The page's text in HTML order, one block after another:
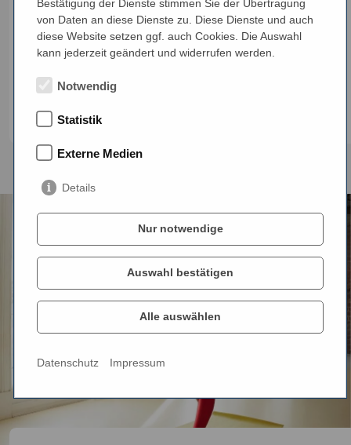
spielen? Der Beitrag ordnet verständlich ein, was
bekannt ist und warum pauschale Antworten
selten helfen.
Artikel lesen
Bestätigung der Dienste stimmen Sie der Übertragung
von Daten an diese Dienste zu. Diese Dienste und auch
diese Website setzen ggf. auch Cookies. Die Auswahl
kann jederzeit geändert und widerrufen werden.
Notwendig
Statistik
Externe Medien
Details
Nur notwendige
Auswahl bestätigen
Alle auswählen
Datenschutz Impressum